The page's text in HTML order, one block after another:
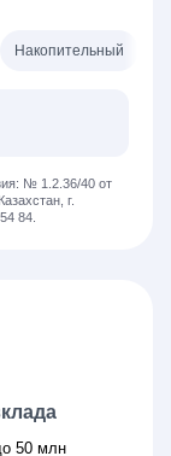
Накопительный
№ 1.2.36/40 от
​г.
84.
50 млн